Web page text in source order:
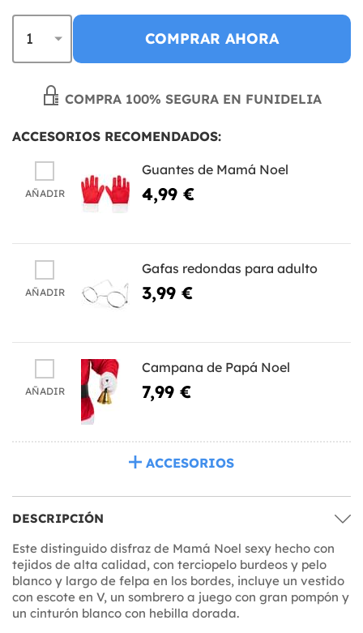
COMPRAR AHORA
COMPRA 100% SEGURA EN FUNIDELIA
ACCESORIOS RECOMENDADOS:
AÑADIR
Guantes de Mamá Noel
4,99 €
AÑADIR
Gafas redondas para adulto
3,99 €
AÑADIR
Campana de Papá Noel
7,99 €
ACCESORIOS
DESCRIPCIÓN
Este distinguido disfraz de Mamá Noel sexy hecho con
tejidos de alta calidad, con terciopelo burdeos y pelo
blanco y largo de felpa en los bordes, incluye un vestido
con escote en V, un sombrero a juego con gran pompón y
un cinturón blanco con hebilla dorada.